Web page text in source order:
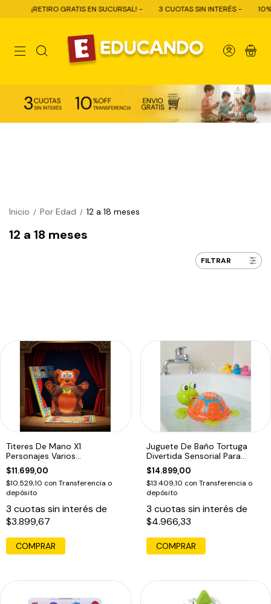
GRATIS EN SUCURSAL! - 3 CUOTAS SIN INTERÉS - 10% OFF CON
0
Inicio / Por Edad / 12 a 18 meses
12 a 18 meses
FILTRAR
Titeres De Mano X1
Personajes Varios
Dramatizacion Educando
$11.699,00
$10.529,10 con Transferencia o
depósito
3 cuotas sin interés de
$3.899,67
COMPRAR
Juguete De Baño Tortuga
Divertida Sensorial Para
Bebes
$14.899,00
$13.409,10 con Transferencia o
depósito
3 cuotas sin interés de
$4.966,33